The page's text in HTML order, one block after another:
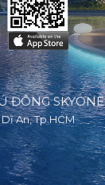
ĐÔNG SKYONE
An, Tp.HCM